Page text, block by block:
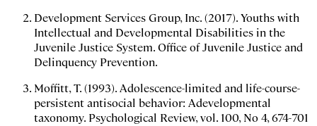
Development Services Group, Inc. (2017).Youths with
Intellectual and Developmental Disabilities in the
Juvenile Justice System. Office of Juvenile Justice and
Delinquency Prevention.
Moffitt, T. (1993). Adolescence-limited and life-course-
persistent antisocial behavior: Adevelopmental
taxonomy. Psychological Review, vol. 100, No 4, 674-701